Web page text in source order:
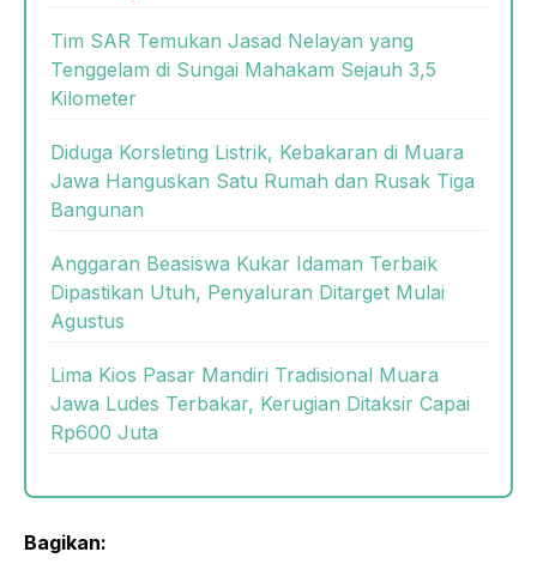
Tim SAR Temukan Jasad Nelayan yang
Tenggelam di Sungai Mahakam Sejauh 3,5
Kilometer
Diduga Korsleting Listrik, Kebakaran di Muara
Jawa Hanguskan Satu Rumah dan Rusak Tiga
Bangunan
Anggaran Beasiswa Kukar Idaman Terbaik
Dipastikan Utuh, Penyaluran Ditarget Mulai
Agustus
Lima Kios Pasar Mandiri Tradisional Muara
Jawa Ludes Terbakar, Kerugian Ditaksir Capai
Rp600 Juta
Bagikan: